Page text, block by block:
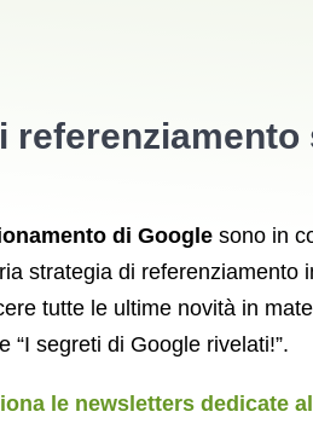
di Google sono in
strategia di referenziamento
tutte le ultime novità in
“I segreti di Google rivelati!”.
le newsletters dedicate